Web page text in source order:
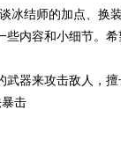
冰结师的加点、换
些内容和小细节。
器来攻击敌人，擅
击